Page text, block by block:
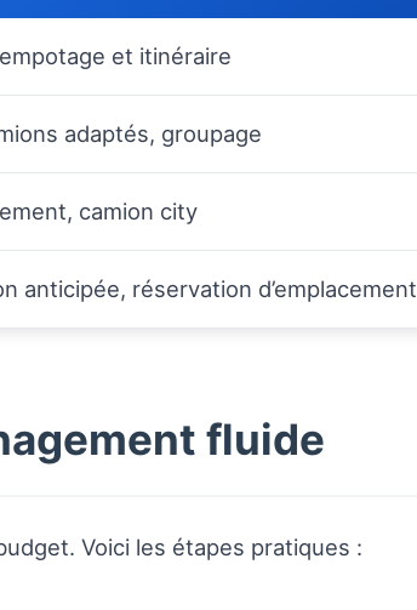
et itinéraire
adaptés, groupage
camion city
anticipée, réservation d’emplacement
fluide
Voici les étapes pratiques :